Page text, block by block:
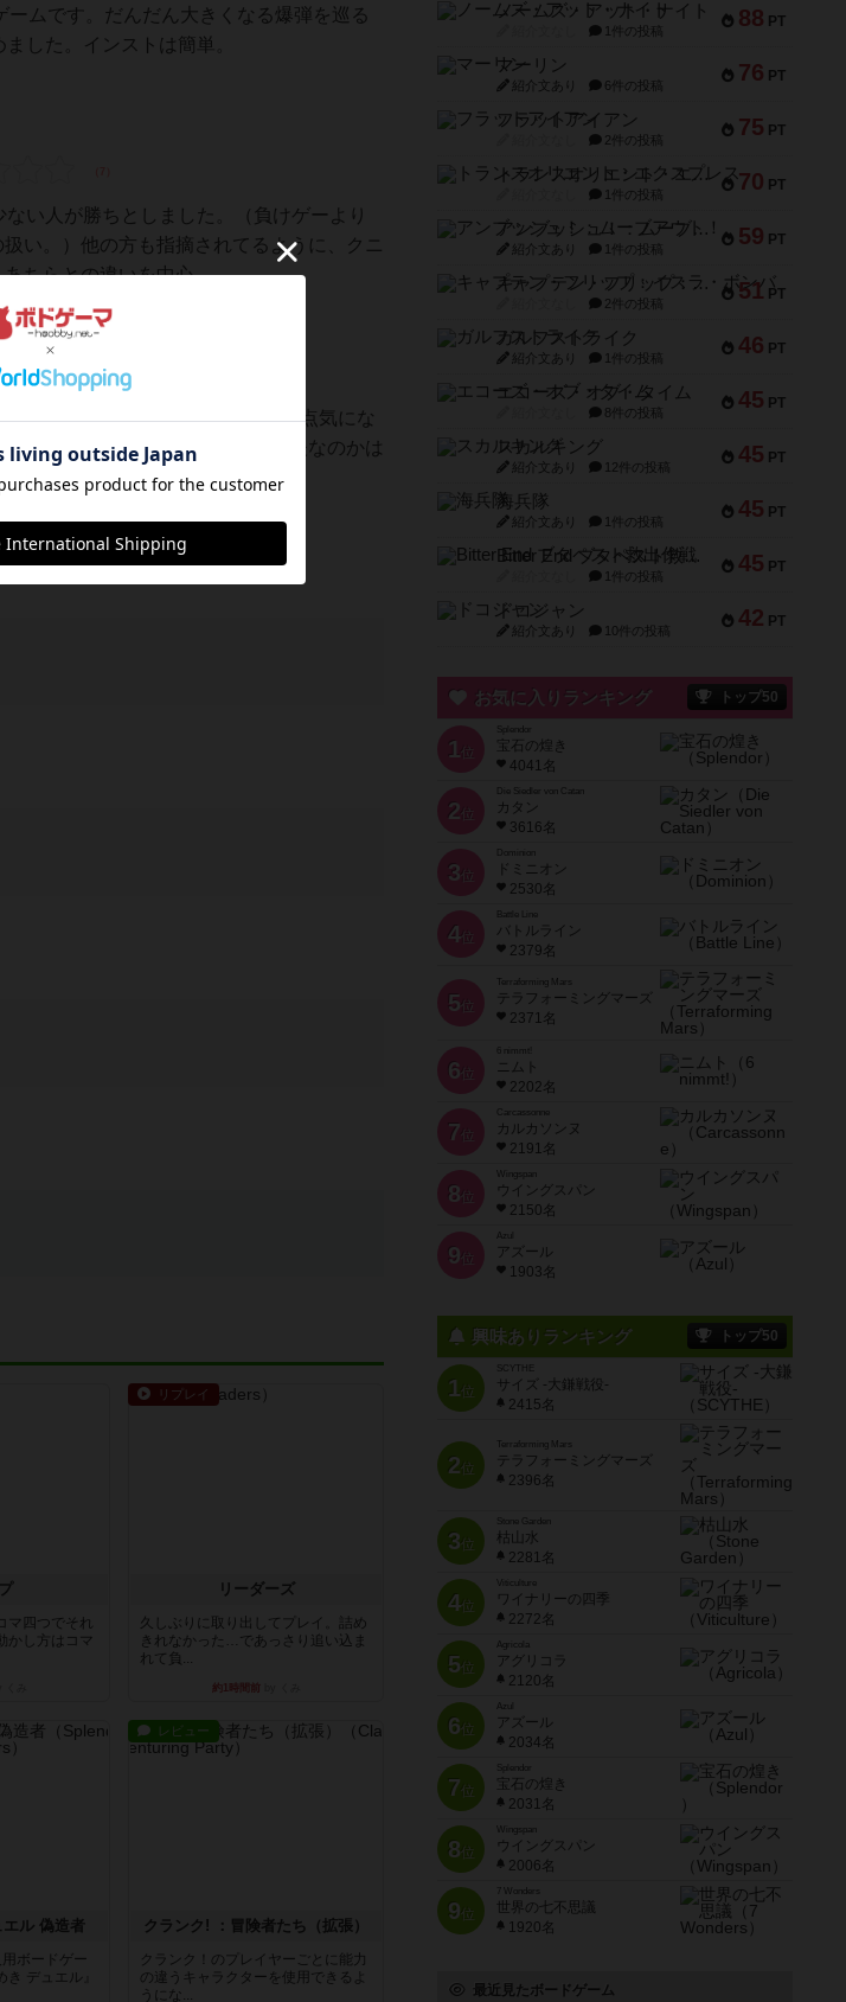
ムです。だんだん大きくなる爆弾を巡る
した。インストは簡単。
い人が勝ちとしました。（負けゲーより
い。）他の方も指摘されてるように、クニ
ちらとの違いを中心...
バーの評価も高かったですただ1点気にな
同じなので著作的なものが大丈夫なのかは
、
マ四つでそれ
かし方はコマ
リプレイ
リーダーズ
久しぶりに取り出してプレイ。詰め
きれなかった…であっさり追い込ま
れて負...
約1時間前
ル 偽造者
用ボードゲー
デュエル』
レビュー
クランク! ：冒険者たち（拡張）
クランク！のプレイヤーごとに能力
の違うキャラクターを使用できるよ
うにな...
88 PT
ノームズ・アット・ナイト
1件の投稿
76 PT
マーリン
紹介文あり 6件の投稿
75 PT
フラットアイアン
2件の投稿
70 PT
トランスオリエント・エクスプレス
1件の投稿
59 PT
アンブッシュ！：ムーブアウト！
紹介文あり 1件の投稿
51 PT
キャプテン・フリップ：イスラ・ボンバ
2件の投稿
46 PT
ガルフストライク
紹介文あり 1件の投稿
45 PT
エコーズ・オブ・タイム
8件の投稿
45 PT
スカルキング
紹介文あり 12件の投稿
45 PT
海兵隊
紹介文あり 1件の投稿
45 PT
Bitter End ブタペスト救出作戦
1件の投稿
42 PT
ドコジャン
紹介文あり 10件の投稿
お気に入りランキング トップ50
1 位
宝石の煌き
4041名
2 位
Die Siedler von Catan
カタン
3616名
3 位
ドミニオン
2530名
4位
Battle Line
バトルライン
2379名
5 位
Terraforming Mars
テラフォーミングマーズ
2371名
6 位
ニムト
2202名
7 位
Carcassonne
カルカソンヌ
2191名
8 位
Wingspan
ウイングスパン
2150名
9 位
Azul
アズール
1903名
興味ありランキング トップ50
1位
SCYTHE
サイズ -大鎌戦役-
2415名
2位
Terraforming Mars
テラフォーミングマーズ
2396名
3位
Stone Garden
枯山水
2281名
4位
Viticulture
ワイナリーの四季
2272名
5位
Agricola
アグリコラ
2120名
6位
Azul
アズール
2034名
7位
宝石の煌き
2031名
8位
Wingspan
ウイングスパン
2006名
9位
7 Wonders
世界の七不思議
1920名
最近見たボードゲーム